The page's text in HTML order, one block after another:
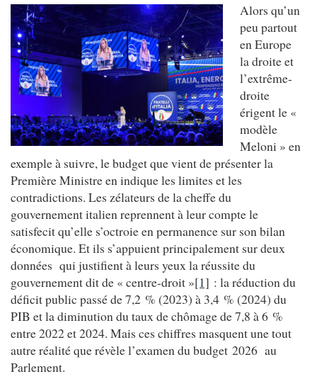
Alors qu’un
peu partout
en Europe
la droite et
l’extrême-
droite
érigent le «
modèle
Meloni » en
exemple à suivre, le budget que vient de présenter la
Première Ministre en indique les limites et les
contradictions. Les zélateurs de la cheffe du
gouvernement italien reprennent à leur compte le
satisfecit qu’elle s’octroie en permanence sur son bilan
économique. Et ils s’appuient principalement sur deux
données qui justifient à leurs yeux la réussite du
gouvernement dit de « centre-droit »[1] : la réduction du
déficit public passé de 7,2 % (2023) à 3,4 % (2024) du
PIB et la diminution du taux de chômage de 7,8 à 6 %
entre 2022 et 2024. Mais ces chiffres masquent une tout
autre réalité que révèle l’examen du budget 2026 au
Parlement.